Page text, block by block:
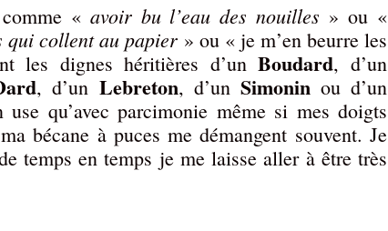
« avoir bu l’eau des nouilles » ou «
qui collent au papier » ou « je m’en beurre les
les dignes héritières d’unBoudard, d’un
, d’un Lebreton, d’un Simoninou d’un
use qu’avec parcimonie même si mes doigts
bécane à puces me démangent souvent. Je
temps en temps je me laisse aller à être très